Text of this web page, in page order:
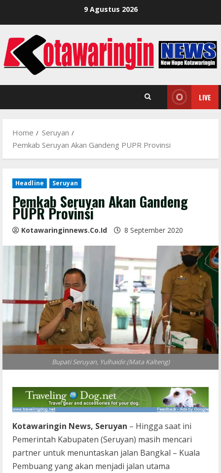
9 Agustus 2026
LIVE
Home
Seruyan
Pemkab Seruyan Akan Gandeng PUPR Provinsi
Headline Seruyan
Pemkab Seruyan Akan Gandeng
PUPR Provinsi
Kotawaringinnews.co.id 8 September 2020
Bupati Seruyan, Yulhaidir.(Mata Kalteng)
Kotawaringin News, Seruyan – Hingga saat ini
Pemerintah Kabupaten (Seruyan) masih mencari
partner untuk menuntaskan jalan Bangkal – Kuala
Pembuang yang akan menjadi jalan utama